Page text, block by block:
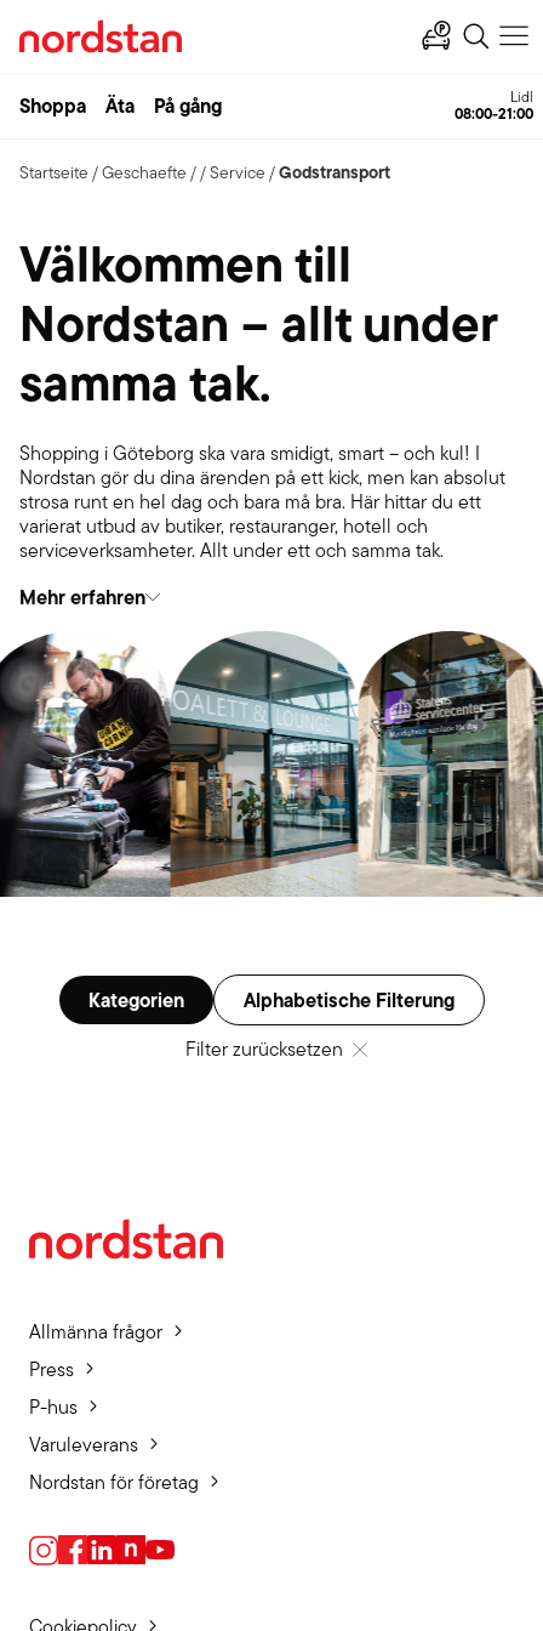
Shoppa Äta På gång Lidl
08:00-21:00
Startseite /Geschaefte //Service /Godstransport
Välkommen till
Nordstan – allt under
samma tak.
Shopping i Göteborg ska vara smidigt, smart – och kul! I
Nordstan gör du dina ärenden på ett kick, men kan absolut
strosa runt en hel dag och bara må bra. Här hittar du ett
varierat utbud av butiker, restauranger, hotell och
serviceverksamheter. Allt under ett och samma tak.
Mehr erfahren
Kategorien Alphabetische Filterung
Filter zurücksetzen
Allmänna frågor
Press
P-hus
Varuleverans
Nordstan för företag